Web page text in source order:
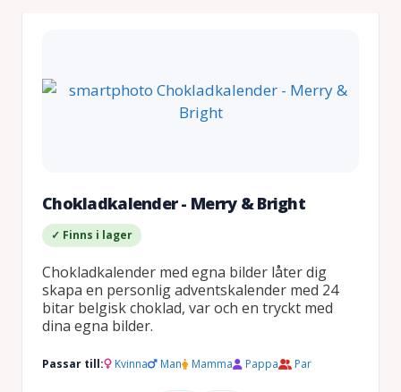
Chokladkalender - Merry & Bright
✓ Finns i lager
Chokladkalender med egna bilder låter dig
skapa en personlig adventskalender med 24
bitar belgisk choklad, var och en tryckt med
dina egna bilder.
Passar till: Kvinna Man Mamma Pappa Par